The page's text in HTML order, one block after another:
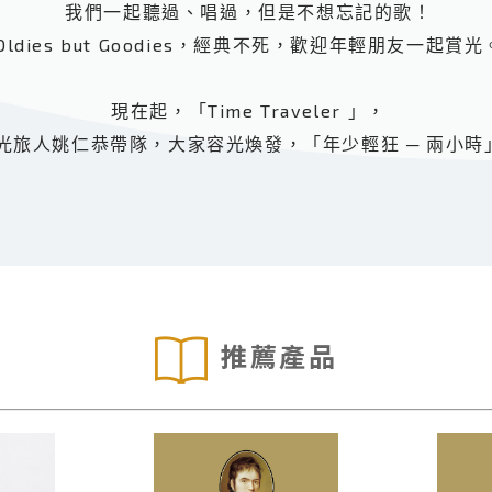
我們一起聽過、唱過，但是不想忘記的歌！
but Goodies，經典不死，歡迎年輕朋友一起賞光
現在起，「Time Traveler 」，
旅人姚仁恭帶隊，大家容光煥發，「年少輕狂 ─ 兩小時
推薦產品